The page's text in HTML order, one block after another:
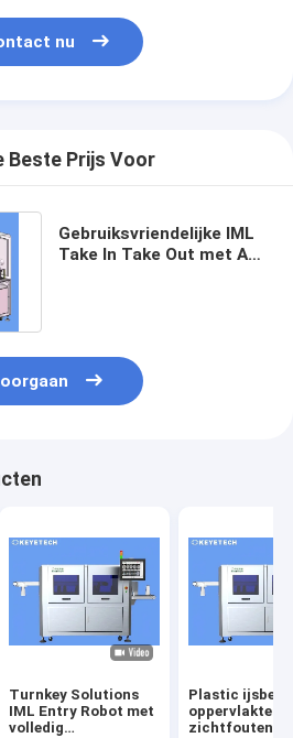
nu
Beste Prijs Voor
Gebruiksvriendelijke IML
Take In Take Out met AI
Turnkey Solutions
IML Entry Robot met
volledig
Plastic
oppervlakte
zichtfouten